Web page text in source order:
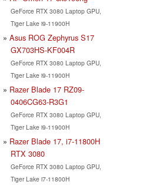
GeForce RTX 3080 Laptop GPU,
Tiger Lake i9-11900H
Asus ROG Zephyrus S17
GX703HS-KF004R
GeForce RTX 3080 Laptop GPU,
Tiger Lake i9-11900H
Razer Blade 17 RZ09-
0406CG63-R3G1
GeForce RTX 3080 Laptop GPU,
Tiger Lake i9-11900H
Razer Blade 17, i7-11800H
RTX 3080
GeForce RTX 3080 Laptop GPU,
Tiger Lake i7-11800H